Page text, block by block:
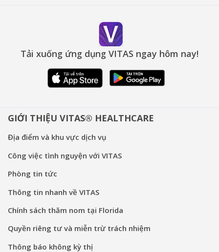
Tải xuống ứng dụng VITAS ngay hôm nay!
GIỚI THIỆU VITAS® HEALTHCARE
Địa điểm và khu vực dịch vụ
Công việc tình nguyện với VITAS
Phòng tin tức
Thông tin nhanh về VITAS
Chính sách thăm nom tại Florida
Quyền riêng tư và miễn trừ trách nhiệm
Thông báo không kỳ thị